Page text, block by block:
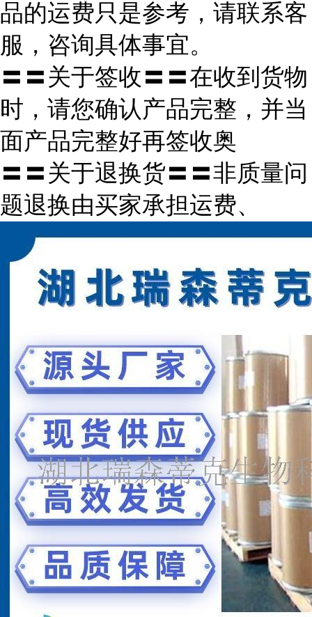
品的运费只是参考，请联系客
服，咨询具体事宜。
〓〓关于签收〓〓在收到货物
时，请您确认产品完整，并当
面产品完整好再签收奥
〓〓关于退换货〓〓非质量问
题退换由买家承担运费、